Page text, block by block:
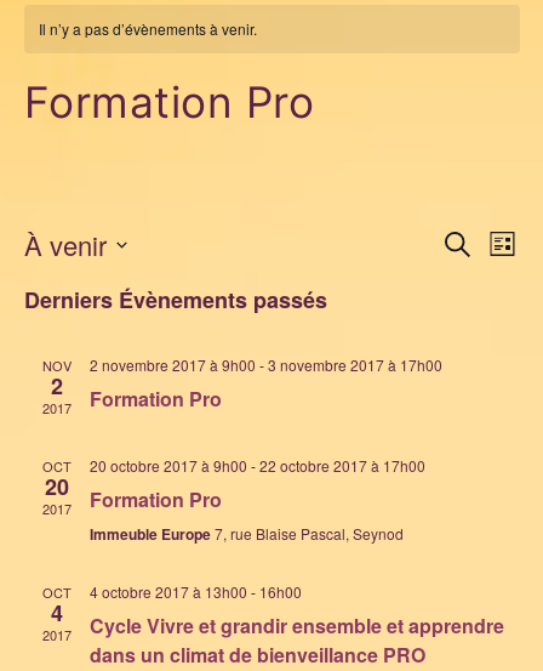
Il n’y a pas d’évènements à venir.
Formation Pro
Recherche
Liste
À venir
Sélectionnez
Derniers Évènements passés
NOV
2
2017
2 novembre 2017 à 9h00 -3 novembre 2017 à 17h00
Formation Pro
OCT
20
2017
20 octobre 2017 à 9h00 -22 octobre 2017 à 17h00
Formation Pro
Immeuble Europe7, rue Blaise Pascal, Seynod
OCT
4
2017
4 octobre 2017 à 13h00 - 16h00
Cycle Vivre et grandir ensemble et apprendre
dans un climat de bienveillance PRO